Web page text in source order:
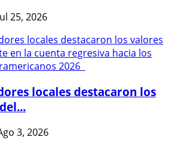
25, 2026
locales destacaron los
3, 2026